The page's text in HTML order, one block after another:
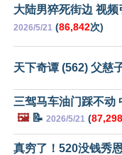
大陆男猝死街边 视频
2026/5/21 (86,842次)
天下奇谭 (562) 父慈
三驾马车油门踩不动
🖼️📝 2026/5/21 (87,298
真穷了！520没钱秀